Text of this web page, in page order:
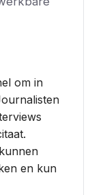
om in
en kun